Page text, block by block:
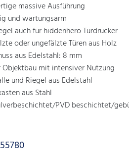
massive Ausführung
und wartungsarm
auch für hiddenhero Türdrücker
oder ungefälzte Türen aus Holz
aus Edelstahl: 8 mm
Objektbau mit intensiver Nutzung
und Riegel aus Edelstahl
aus Stahl
PVD beschichtet/